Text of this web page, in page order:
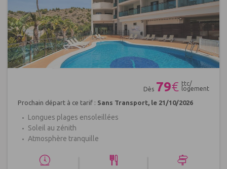
Dès 79€ ttc/
logement
Prochain départ à ce tarif : Sans Transport, le 21/10/2026
Longues plages ensoleillées
Soleil au zénith
Atmosphère tranquille